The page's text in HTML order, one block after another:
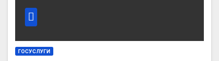
ГОСУСЛУГИ